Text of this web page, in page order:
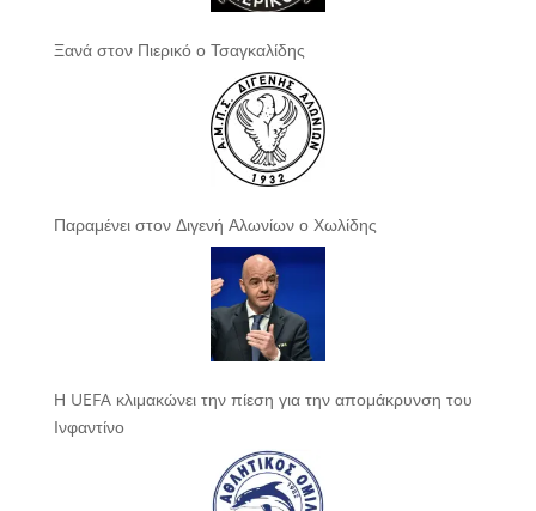
Ξανά στον Πιερικό ο Τσαγκαλίδης
Παραμένει στον Διγενή Αλωνίων ο Χωλίδης
Η UEFA κλιμακώνει την πίεση για την απομάκρυνση του
Ινφαντίνο